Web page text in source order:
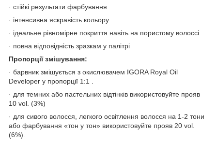
· стійкі результати фарбування
· інтенсивна яскравість кольору
· ідеальне рівномірне покриття навіть на пористому волоссі
· повна відповідність зразкам у палітрі
Пропорції змішування:
· барвник змішується з окислювачем IGORA Royal Oil
Developer у пропорції 1:1 .
· для темних або пастельних відтінків використовуйте прояв
10 vol. (3%)
· для сивого волосся, легкого освітлення волосся на 1-2 тони
або фарбування «тон у тон» використовуйте прояв 20 vol.
(6%).